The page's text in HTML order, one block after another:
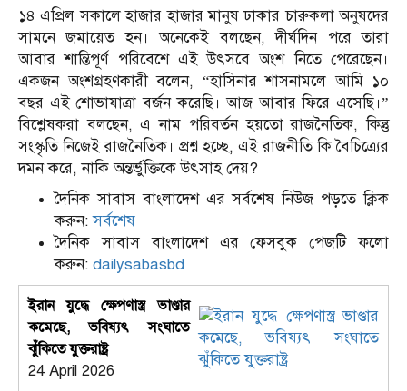
১৪ এপ্রিল সকালে হাজার হাজার মানুষ ঢাকার চারুকলা অনুষদের
সামনে জমায়েত হন। অনেকেই বলছেন, দীর্ঘদিন পরে তারা
আবার শান্তিপূর্ণ পরিবেশে এই উৎসবে অংশ নিতে পেরেছেন।
একজন অংশগ্রহণকারী বলেন, “হাসিনার শাসনামলে আমি ১০
বছর এই শোভাযাত্রা বর্জন করেছি। আজ আবার ফিরে এসেছি।”
বিশ্লেষকরা বলছেন, এ নাম পরিবর্তন হয়তো রাজনৈতিক, কিন্তু
সংস্কৃতি নিজেই রাজনৈতিক। প্রশ্ন হচ্ছে, এই রাজনীতি কি বৈচিত্র্যের
দমন করে, নাকি অন্তর্ভুক্তিকে উৎসাহ দেয়?
দৈনিক সাবাস বাংলাদেশ এর সর্বশেষ নিউজ পড়তে ক্লিক
করুন:সর্বশেষ
দৈনিক সাবাস বাংলাদেশ এর ফেসবুক পেজটি ফলো
করুন: dailysabasbd
ইরান যুদ্ধে ক্ষেপণাস্ত্র ভাণ্ডার
কমেছে, ভবিষ্যৎ সংঘাতে
ঝুঁকিতে যুক্তরাষ্ট্র
24 April 2026